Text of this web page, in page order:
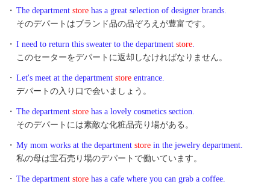
・ The department store has a great selection of designer brands.
そのデパートはブランド品の品ぞろえが豊富です。
・ I need to return this sweater to the department store.
このセーターをデパートに返却しなければなりません。
・ Let's meet at the department store entrance.
デパートの入り口で会いましょう。
・ The department store has a lovely cosmetics section.
そのデパートには素敵な化粧品売り場がある。
・ My mom works at the department store in the jewelry department.
私の母は宝石売り場のデパートで働いています。
・ The department store has a cafe where you can grab a coffee.